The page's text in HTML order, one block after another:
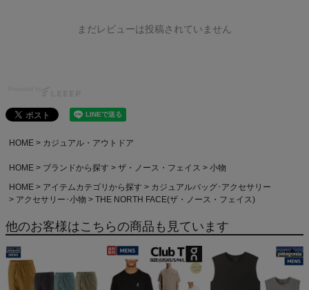
まだレビューは投稿されていません
HOME カジュアル・アウトドア
HOME ブランドから探す ザ・ノース・フェイス
小物
HOME
アイテムカテゴリから探す
カジュアルバッグ･アクセサリー
アクセサリー･小物
THE NORTH FACE(ザ・ノース・フェイス)
他のお客様はこちらの商品も見ています